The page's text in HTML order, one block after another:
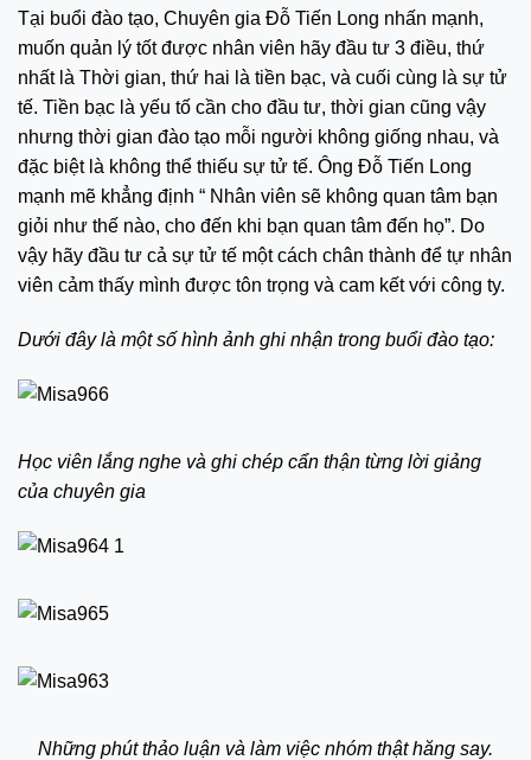
Tại buổi đào tạo, Chuyên gia Đỗ Tiến Long nhấn mạnh,
muốn quản lý tốt được nhân viên hãy đầu tư 3 điều, thứ
nhất là Thời gian, thứ hai là tiền bạc, và cuối cùng là sự tử
tế. Tiền bạc là yếu tố cần cho đầu tư, thời gian cũng vậy
nhưng thời gian đào tạo mỗi người không giống nhau, và
đặc biệt là không thể thiếu sự tử tế. Ông Đỗ Tiến Long
mạnh mẽ khẳng định “ Nhân viên sẽ không quan tâm bạn
giỏi như thế nào, cho đến khi bạn quan tâm đến họ”. Do
vậy hãy đầu tư cả sự tử tế một cách chân thành để tự nhân
viên cảm thấy mình được tôn trọng và cam kết với công ty.
Dưới đây là một số hình ảnh ghi nhận trong buổi đào tạo:
Học viên lắng nghe và ghi chép cẩn thận từng lời giảng
của chuyên gia
Những phút thảo luận và làm việc nhóm thật hăng say.